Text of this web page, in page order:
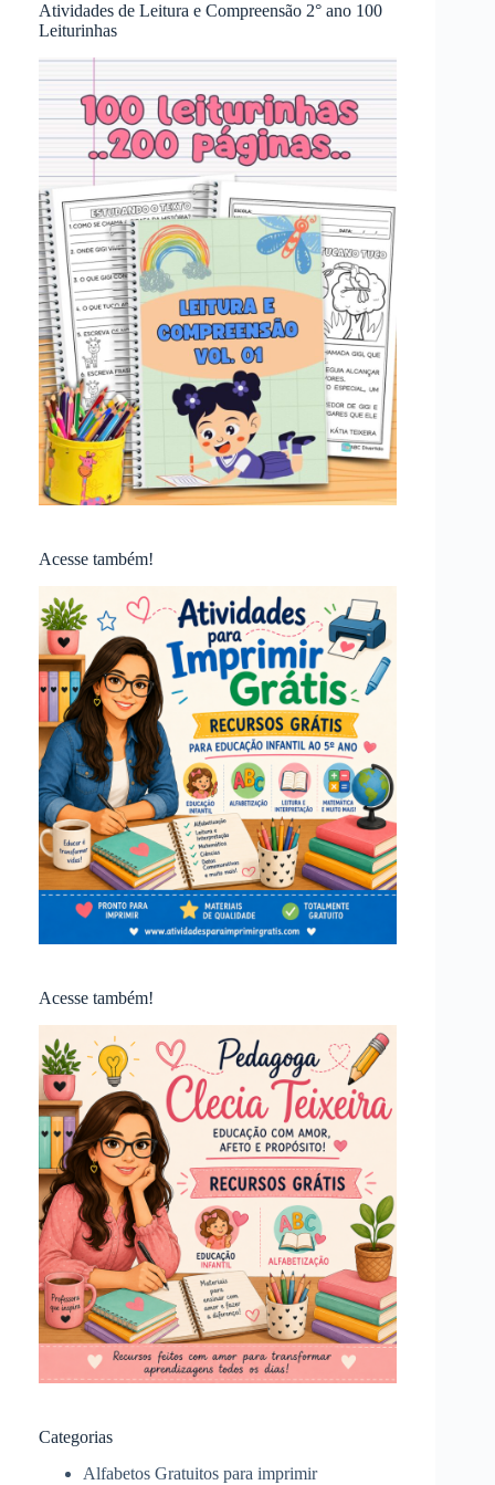
Atividades de Leitura e Compreensão 2° ano 100
Leiturinhas
Acesse também!
Acesse também!
Categorias
Alfabetos Gratuitos para imprimir